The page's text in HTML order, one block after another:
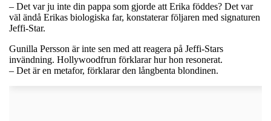
– Det var ju inte din pappa som gjorde att Erika föddes? Det var
väl ändå Erikas biologiska far, konstaterar följaren med signaturen
Jeffi-Star.
Gunilla Persson är inte sen med att reagera på Jeffi-Stars
invändning. Hollywoodfrun förklarar hur hon resonerat.
– Det är en metafor, förklarar den långbenta blondinen.